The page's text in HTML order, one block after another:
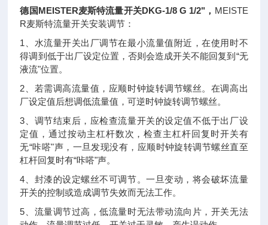
德国MEISTER麦斯特流量开关DKG-1/8 G 1/2"， MEISTE
R麦斯特流量开关安装调节：
1、水流量开关出厂调节在最小流量值附近，在使用时不
得调到低于出厂设定位置，否则会造成开关不能回复到“无
液流"位置。
2、若需调高流量值，应顺时钟旋转调节螺丝。在调高出
厂设定值后想调低流量值，可逆时钟旋转调节螺丝。
3、调节结束后，应检查流量开关的设定值不低于出厂设
定值，通过按动主杠杆数次，检查主杠杆回复时开关有
无“咔嗒"声，一旦发现没有，应顺时钟旋转调节螺丝直至
杠杆回复时有“咔嗒"声。
4、封漆的设定螺丝不可调节。一旦变动，将会破坏流量
开关的控制或造成调节失效而无法工作。
5、流量调节过高，低流量时无法带动流向片，开关无法